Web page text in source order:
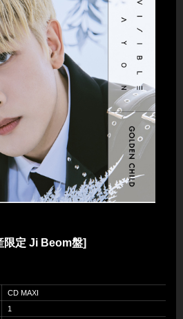
限定 Ji Beom盤]
CD MAXI
1